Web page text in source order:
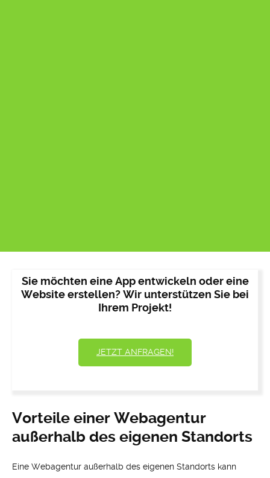
Sie möchten eine App entwickeln oder eine
Website erstellen? Wir unterstützen Sie bei
Ihrem Projekt!
JETZT ANFRAGEN!
Vorteile einer Webagentur
außerhalb des eigenen Standorts
Eine Webagentur außerhalb des eigenen Standorts kann